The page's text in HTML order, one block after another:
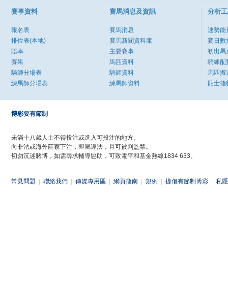
賽事資料
報名表
排位表(本地)
賠率
賽果
騎師分場表
練馬師分場表
賽馬消息及資訊
賽馬消息
賽馬新聞資料庫
主要賽事
馬匹資料
騎師資料
練馬師資料
分析
速勢能
賽日數
初出馬
騎練配
馬匹搬
貼士指
博彩要有節制
未滿十八歲人士不得投注或進入可投注的地方。
向非法或海外莊家下注，即屬違法，且可被判監禁。
切勿沉迷賭博，如需尋求輔導協助，可致電平和基金熱線1834 633。
常見問題 聯絡我們 傳媒專用區 網頁指南 規例 提倡有節制博彩 私